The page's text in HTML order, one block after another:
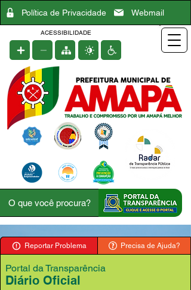
Política de Privacidade Webmail
ACESSIBILIDADE
Reportar Problema Precisa de Ajuda?
Portal da Transparência
Diário Oficial